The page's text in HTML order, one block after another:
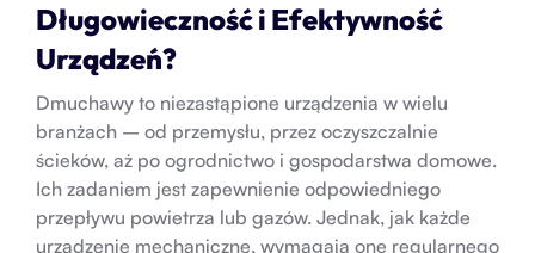
Długowieczność i Efektywność
Urządzeń?
Dmuchawy to niezastąpione urządzenia w wielu
branżach – od przemysłu, przez oczyszczalnie
ścieków, aż po ogrodnictwo i gospodarstwa domowe.
Ich zadaniem jest zapewnienie odpowiedniego
przepływu powietrza lub gazów. Jednak, jak każde
urządzenie mechaniczne, wymagają one regularnego